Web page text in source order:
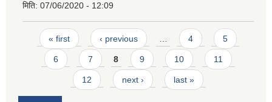
मिति: 07/06/2020 - 12:09
Pages
« first ‹ previous 4 5
6 7 8 9 10 11
12 next › last »